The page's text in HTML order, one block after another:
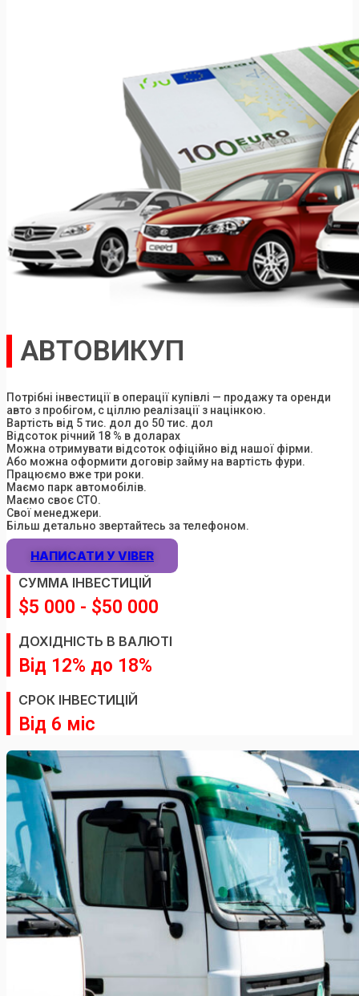
АВТОВИКУП
Потрібні інвестиції в операції купівлі — продажу та оренди
авто з пробігом, с ціллю реалізації з націнкою.
Вартість від 5 тис. дол до 50 тис. дол
Відсоток річний 18 % в доларах
Можна отримувати відсоток офіційно від нашої фірми.
Або можна оформити договір займу на вартість фури.
Працюємо вже три роки.
Маємо парк автомобілів.
Маємо своє СТО.
Свої менеджери.
Більш детально звертайтесь за телефоном.
НАПИСАТИ У VIBER
СУММА IНВЕСТИЦIЙ
$5 000 - $50 000
ДОХIДНIСТЬ В ВАЛЮТI
Вiд 12% до 18%
СРОК IНВЕСТИЦIЙ
Вiд 6 мiс